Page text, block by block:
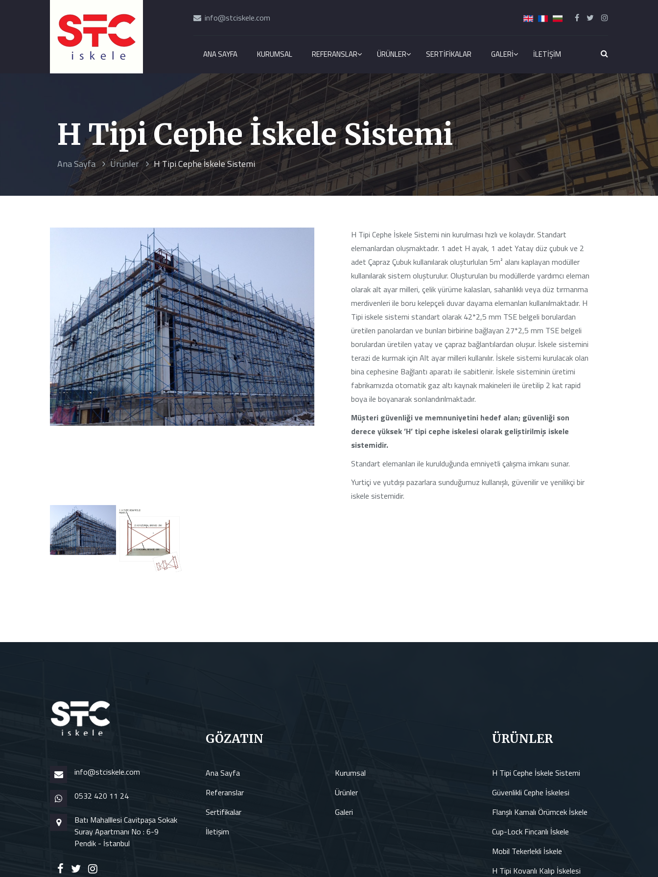
info@stciskele.com
ANA SAYFA KURUMSAL REFERANSLAR ÜRÜNLER SERTIFIKALAR GALERI İLETIŞIM
H Tipi Cephe İskele Sistemi
Ana Sayfa Ürünler H Tipi Cephe İskele Sistemi
H Tipi Cephe İskele Sistemi nin kurulması hızlı ve kolaydır. Standart
elemanlardan oluşmaktadır. 1 adet H ayak, 1 adet Yatay düz çubuk ve 2
adet Çapraz Çubuk kullanılarak oluşturlulan 5m² alanı kaplayan modüller
kullanılarak sistem oluşturulur. Oluşturulan bu modüllerde yardımcı eleman
olarak alt ayar milleri, çelik yürüme kalasları, sahanlıklı veya düz tırmanma
merdivenleri ile boru kelepçeli duvar dayama elemanları kullanılmaktadır. H
Tipi iskele sistemi standart olarak 42*2,5 mm TSE belgeli borulardan
üretilen panolardan ve bunları birbirine bağlayan 27*2,5 mm TSE belgeli
borulardan üretilen yatay ve çapraz bağlantılardan oluşur. İskele sistemini
terazi de kurmak için Alt ayar milleri kullanılır. İskele sistemi kurulacak olan
bina cephesine Bağlantı aparatı ile sabitlenir. İskele sisteminin üretimi
fabrikamızda otomatik gaz altı kaynak makineleri ile üretilip 2 kat rapid
boya ile boyanarak sonlandırılmaktadır.
Müşteri güvenliği ve memnuniyetini hedef alan; güvenliği son
derece yüksek ’H’ tipi cephe iskelesi olarak geliştirilmiş iskele
sistemidir.
Standart elemanları ile kurulduğunda emniyetli çalışma imkanı sunar.
Yurtiçi ve yutdışı pazarlara sunduğumuz kullanışlı, güvenilir ve yenilikçi bir
iskele sistemidir.
info@stciskele.com
0532 420 11 24
Batı Mahalllesi Cavitpaşa Sokak
Suray Apartmanı No : 6-9
Pendik - İstanbul
GÖZATIN
Ana Sayfa
Kurumsal
Referanslar
Ürünler
Sertifikalar
Galeri
İletişim
ÜRÜNLER
H Tipi Cephe İskele Sistemi
Güvenlikli Cephe İskelesi
Flanşlı Kamalı Örümcek İskele
Cup-Lock Fincanlı İskele
Mobil Tekerlekli İskele
H Tipi Kovanlı Kalıp İskelesi